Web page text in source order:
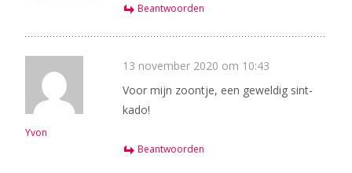
Beantwoorden
Yvon
13 november 2020 om 10:43
Voor mijn zoontje, een geweldig sint-
kado!
Beantwoorden